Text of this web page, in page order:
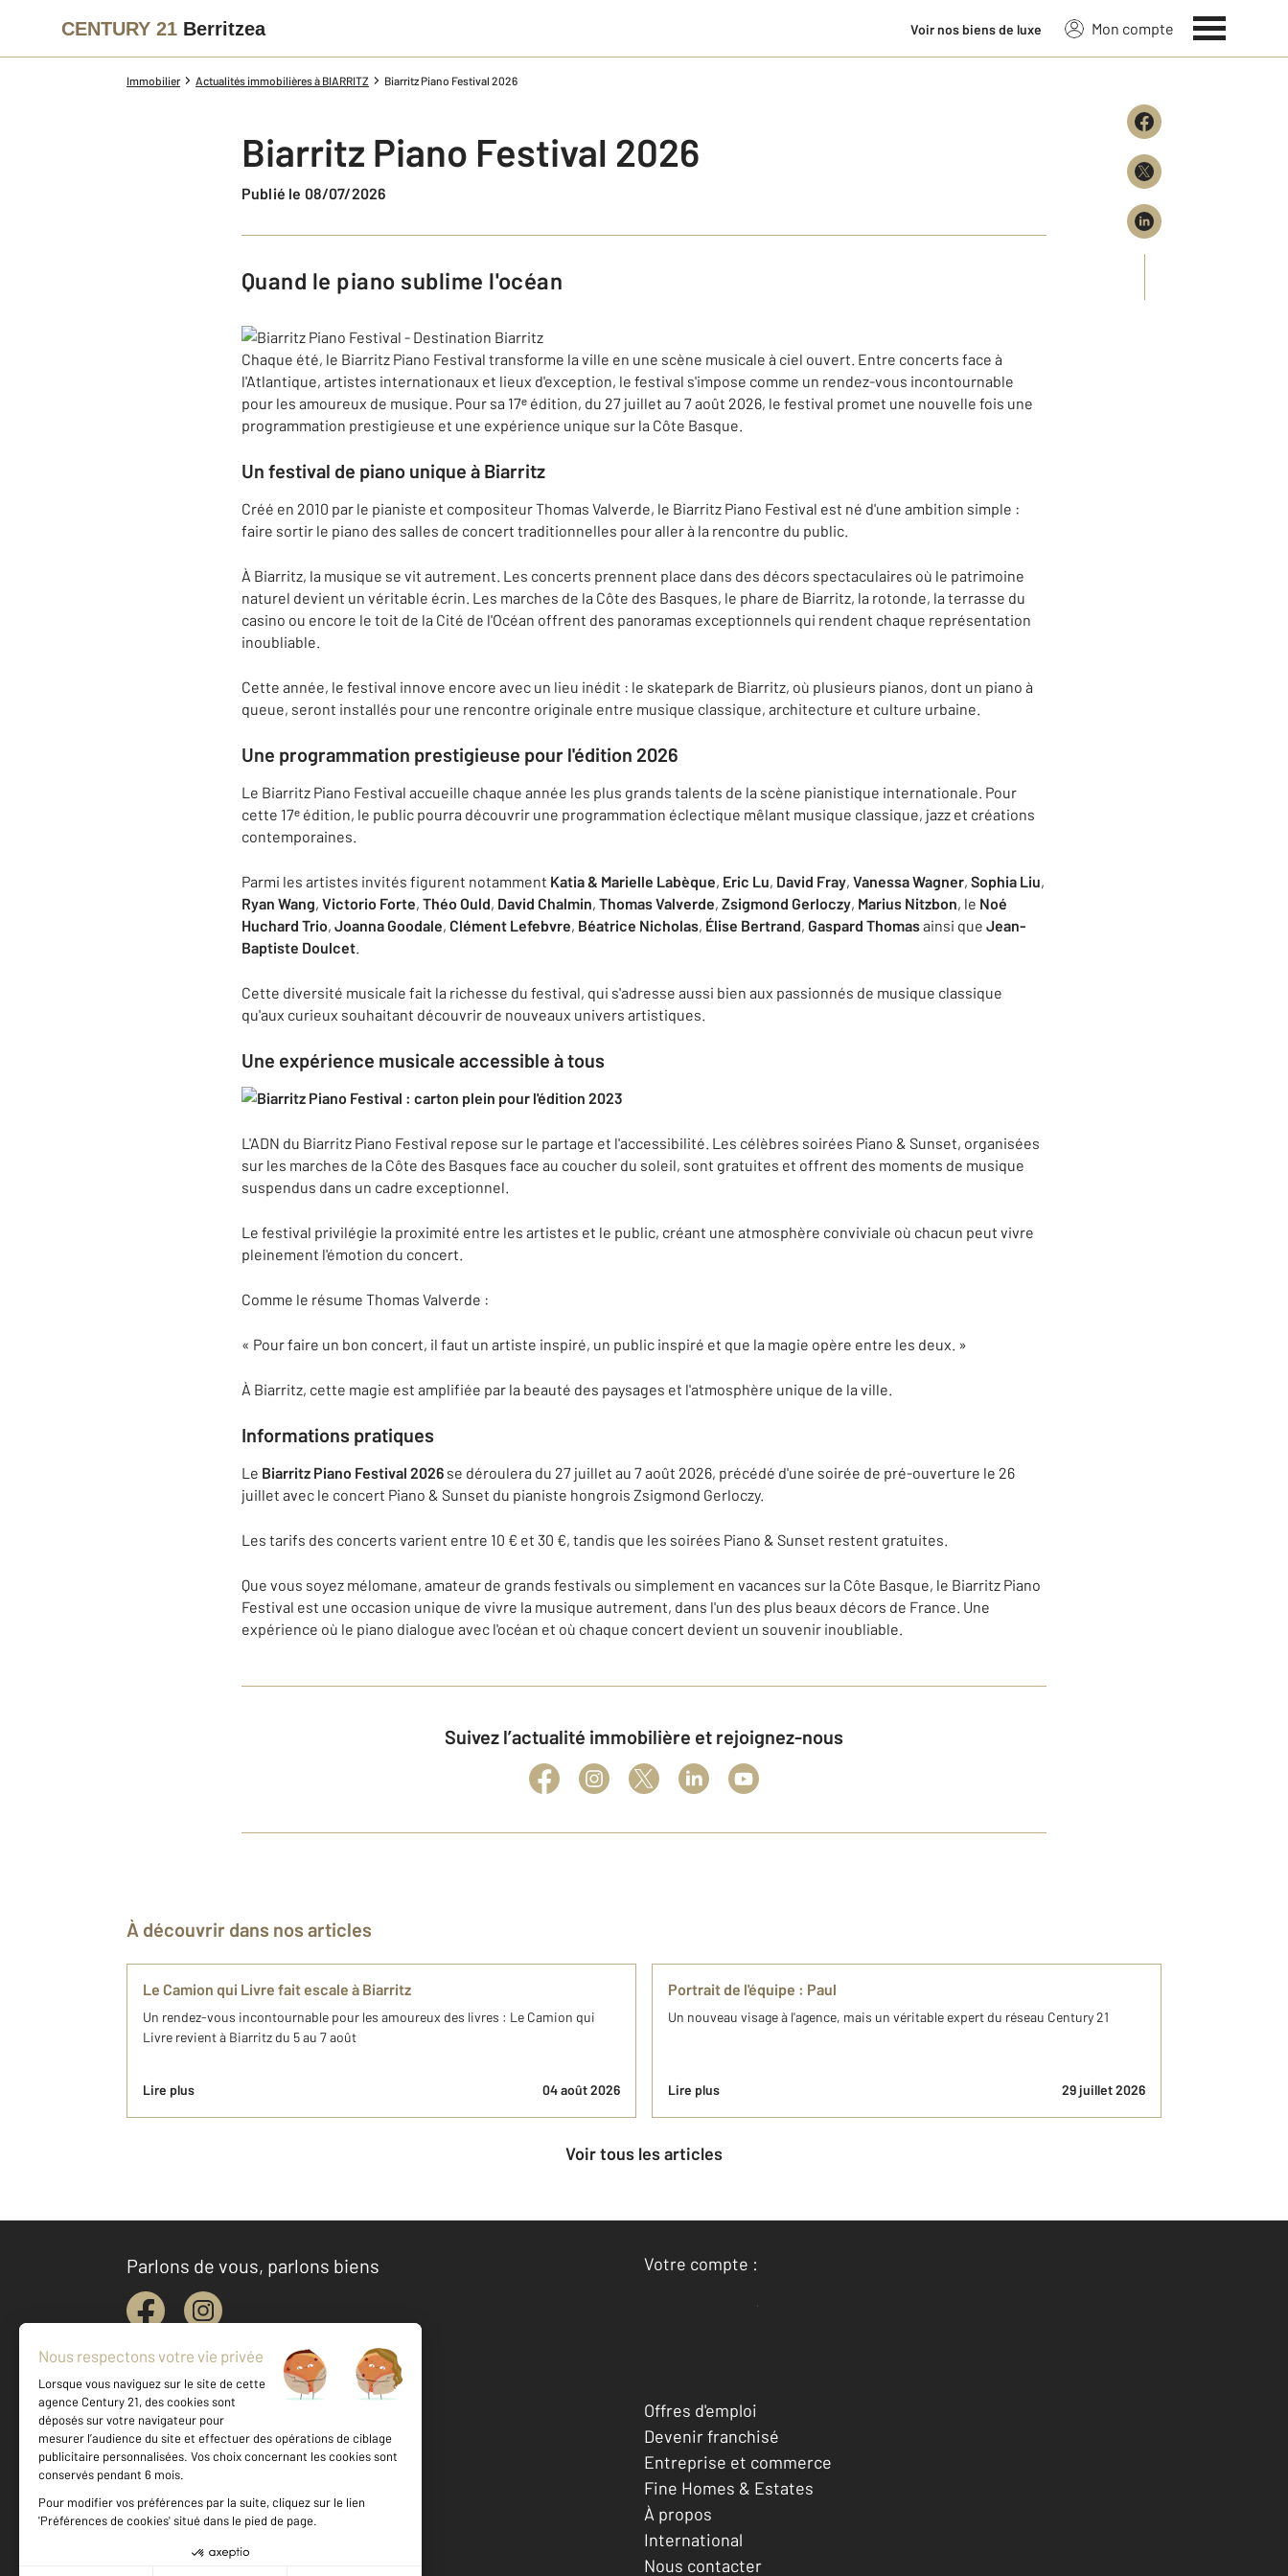
CENTURY 21 Berritzea Voir nos biens de luxe Mon compte
Immobilier Actualités immobilières à BIARRITZ Biarritz Piano Festival 2026
Biarritz Piano Festival 2026
Publié le 08/07/2026
Quand le piano sublime l'océan
Chaque été, le Biarritz Piano Festival transforme la ville en une scène musicale à ciel ouvert. Entre concerts face à
l'Atlantique, artistes internationaux et lieux d'exception, le festival s'impose comme un rendez-vous incontournable
pour les amoureux de musique. Pour sa 17ᵉ édition, du 27 juillet au 7 août 2026, le festival promet une nouvelle fois une
programmation prestigieuse et une expérience unique sur la Côte Basque.
Un festival de piano unique à Biarritz
Créé en 2010 par le pianiste et compositeur Thomas Valverde, le Biarritz Piano Festival est né d'une ambition simple :
faire sortir le piano des salles de concert traditionnelles pour aller à la rencontre du public.
À Biarritz, la musique se vit autrement. Les concerts prennent place dans des décors spectaculaires où le patrimoine
naturel devient un véritable écrin. Les marches de la Côte des Basques, le phare de Biarritz, la rotonde, la terrasse du
casino ou encore le toit de la Cité de l'Océan offrent des panoramas exceptionnels qui rendent chaque représentation
inoubliable.
Cette année, le festival innove encore avec un lieu inédit : le skatepark de Biarritz, où plusieurs pianos, dont un piano à
queue, seront installés pour une rencontre originale entre musique classique, architecture et culture urbaine.
Une programmation prestigieuse pour l'édition 2026
Le Biarritz Piano Festival accueille chaque année les plus grands talents de la scène pianistique internationale. Pour
cette 17ᵉ édition, le public pourra découvrir une programmation éclectique mêlant musique classique, jazz et créations
contemporaines.
Parmi les artistes invités figurent notamment Katia & Marielle Labèque, Eric Lu, David Fray, Vanessa Wagner, Sophia Liu,
Ryan Wang, Victorio Forte, Théo Ould, David Chalmin, Thomas Valverde, Zsigmond Gerloczy, Marius Nitzbon, le Noé
Huchard Trio, Joanna Goodale, Clément Lefebvre, Béatrice Nicholas, Élise Bertrand, Gaspard Thomasainsi que Jean-
Baptiste Doulcet.
Cette diversité musicale fait la richesse du festival, qui s'adresse aussi bien aux passionnés de musique classique
qu'aux curieux souhaitant découvrir de nouveaux univers artistiques.
Une expérience musicale accessible à tous
L'ADN du Biarritz Piano Festival repose sur le partage et l'accessibilité. Les célèbres soirées Piano & Sunset, organisées
sur les marches de la Côte des Basques face au coucher du soleil, sont gratuites et offrent des moments de musique
suspendus dans un cadre exceptionnel.
Le festival privilégie la proximité entre les artistes et le public, créant une atmosphère conviviale où chacun peut vivre
pleinement l'émotion du concert.
Comme le résume Thomas Valverde :
« Pour faire un bon concert, il faut un artiste inspiré, un public inspiré et que la magie opère entre les deux. »
À Biarritz, cette magie est amplifiée par la beauté des paysages et l'atmosphère unique de la ville.
Informations pratiques
Le Biarritz Piano Festival 2026 se déroulera du 27 juillet au 7 août 2026, précédé d'une soirée de pré-ouverture le 26
juillet avec le concert Piano & Sunset du pianiste hongrois Zsigmond Gerloczy.
Les tarifs des concerts varient entre 10 € et 30 €, tandis que les soirées Piano & Sunset restent gratuites.
Que vous soyez mélomane, amateur de grands festivals ou simplement en vacances sur la Côte Basque, le Biarritz Piano
Festival est une occasion unique de vivre la musique autrement, dans l'un des plus beaux décors de France. Une
expérience où le piano dialogue avec l'océan et où chaque concert devient un souvenir inoubliable.
Suivez l’actualité immobilière et rejoignez-nous
À découvrir dans nos articles
Le Camion qui Livre fait escale à Biarritz
Un rendez-vous incontournable pour les amoureux des livres : Le Camion qui
Livre revient à Biarritz du 5 au 7 août
Lire plus 04 août 2026
Portrait de l'équipe : Paul
Un nouveau visage à l'agence, mais un véritable expert du réseau Century 21
Lire plus 29 juillet 2026
Voir tous les articles
Parlons de vous, parlons biens
Votre compte :
Accéder à mon compte
Votre agence est notée
Achat
Location
Offres d'emploi
Devenir franchisé
Entreprise et commerce
Fine Homes & Estates
À propos
International
Nous contacter